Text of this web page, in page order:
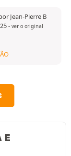
Jean-Pierre B
- ver o original
E